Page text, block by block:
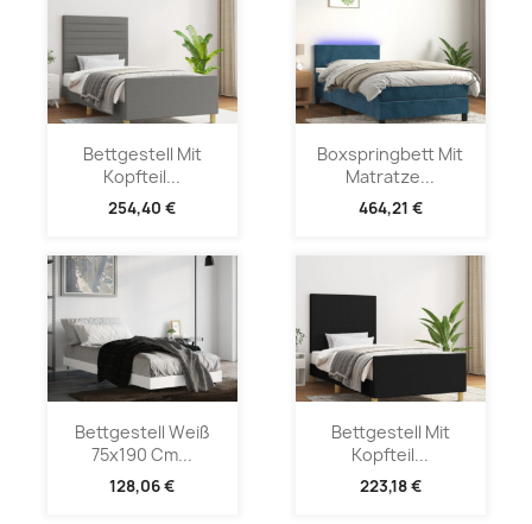
Bettgestell Mit
Kopfteil...
254,40 €
Boxspringbett Mit
Matratze...
464,21 €
Bettgestell Weiß
75x190 Cm...
128,06 €
Bettgestell Mit
Kopfteil...
223,18 €